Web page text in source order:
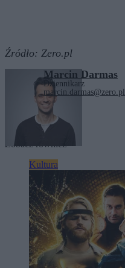
Źródło: Zero.pl
Marcin Darmas
Dziennikarz
marcin.darmas@zero.pl
Tagi: Hollywood Oscary
Zobacz również
Kultura